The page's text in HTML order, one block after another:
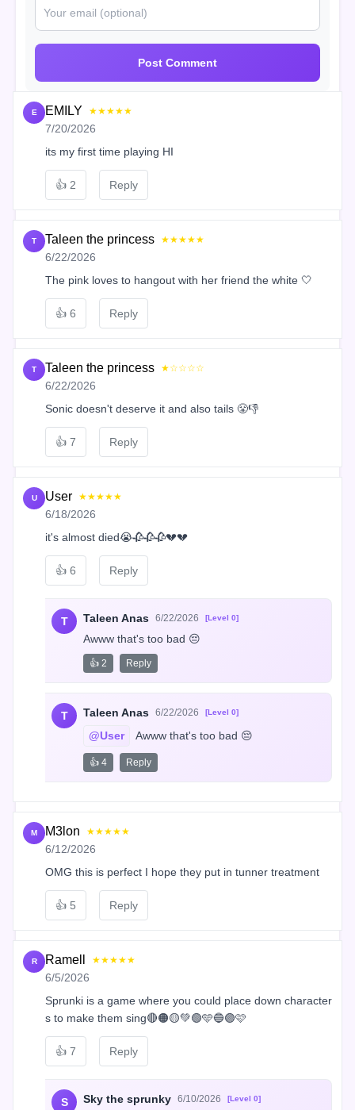
Post Comment
E EMILY ★★★★★
7/20/2026
its my first time playing HI
👍 2 Reply
T Taleen the princess ★★★★★
6/22/2026
The pink loves to hangout with her friend the white 🤍
👍 6 Reply
T Taleen the princess ★☆☆☆☆
6/22/2026
Sonic doesn't deserve it and also tails 😤👎
👍 7 Reply
U User ★★★★★
6/18/2026
it's almost died😭🥀🥀🥀💔💔
👍 6 Reply
T Taleen Anas 6/22/2026 [Level 0]
Awww that's too bad 😔
👍 2 Reply
T Taleen Anas 6/22/2026 [Level 0]
@User Awww that's too bad 😔
👍 4 Reply
M M3lon ★★★★★
6/12/2026
OMG this is perfect I hope they put in tunner treatment
👍 5 Reply
R Ramell ★★★★★
6/5/2026
Sprunki is a game where you could place down character
s to make them sing🔴🟠🟡💚🟢🩵🔵🟣🩷
👍 7 Reply
S Sky the sprunky 6/10/2026 [Level 0]